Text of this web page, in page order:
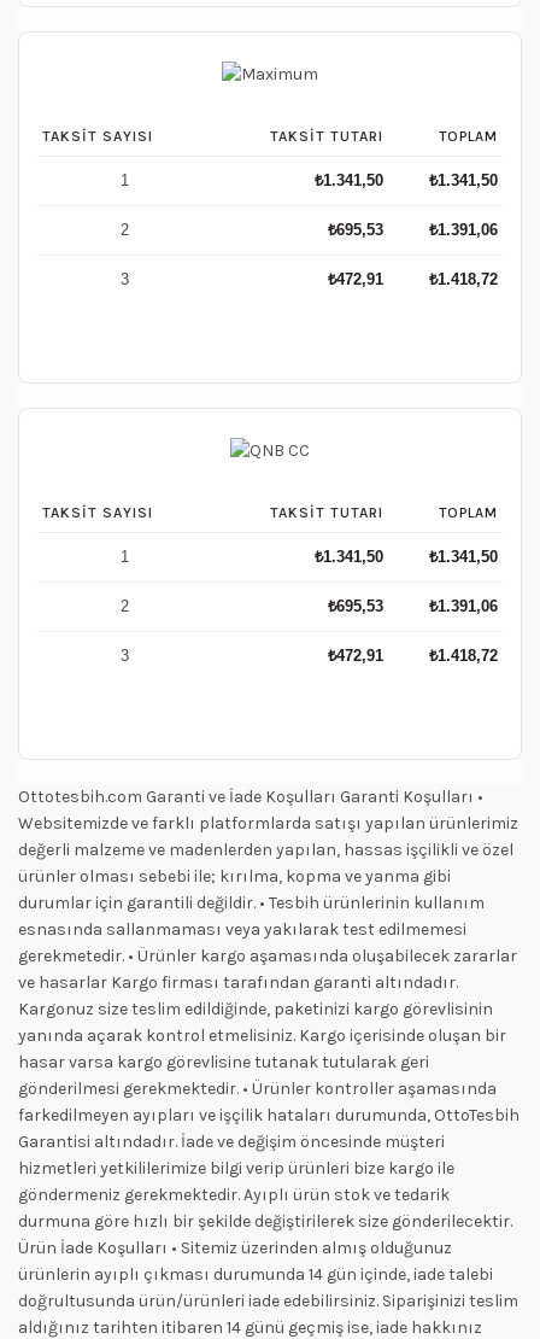
TAKSIT SAYISI TAKSIT TUTARI TOPLAM
1 ₺1.341,50 ₺1.341,50
2 ₺695,53 ₺1.391,06
3 ₺472,91 ₺1.418,72
TAKSIT SAYISI TAKSIT TUTARI TOPLAM
1 ₺1.341,50 ₺1.341,50
2 ₺695,53 ₺1.391,06
3 ₺472,91 ₺1.418,72
Ottotesbih.com Garanti ve İade Koşulları Garanti Koşulları •
Websitemizde ve farklı platformlarda satışı yapılan ürünlerimiz
değerli malzeme ve madenlerden yapılan, hassas işçilikli ve özel
ürünler olması sebebi ile; kırılma, kopma ve yanma gibi
durumlar için garantili değildir. • Tesbih ürünlerinin kullanım
esnasında sallanmaması veya yakılarak test edilmemesi
gerekmetedir. • Ürünler kargo aşamasında oluşabilecek zararlar
ve hasarlar Kargo firması tarafından garanti altındadır.
Kargonuz size teslim edildiğinde, paketinizi kargo görevlisinin
yanında açarak kontrol etmelisiniz. Kargo içerisinde oluşan bir
hasar varsa kargo görevlisine tutanak tutularak geri
gönderilmesi gerekmektedir. • Ürünler kontroller aşamasında
farkedilmeyen ayıpları ve işçilik hataları durumunda, OttoTesbih
Garantisi altındadır. İade ve değişim öncesinde müşteri
hizmetleri yetkililerimize bilgi verip ürünleri bize kargo ile
göndermeniz gerekmektedir. Ayıplı ürün stok ve tedarik
durmuna göre hızlı bir şekilde değiştirilerek size gönderilecektir.
Ürün İade Koşulları • Sitemiz üzerinden almış olduğunuz
ürünlerin ayıplı çıkması durumunda 14 gün içinde, iade talebi
doğrultusunda ürün/ürünleri iade edebilirsiniz. Siparişinizi teslim
aldığınız tarihten itibaren 14 günü geçmiş ise, iade hakkınız